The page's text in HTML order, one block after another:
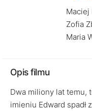
Maciej
Zofia
Maria
Opis filmu
Dwa miliony lat temu,
imieniu Edward spadł